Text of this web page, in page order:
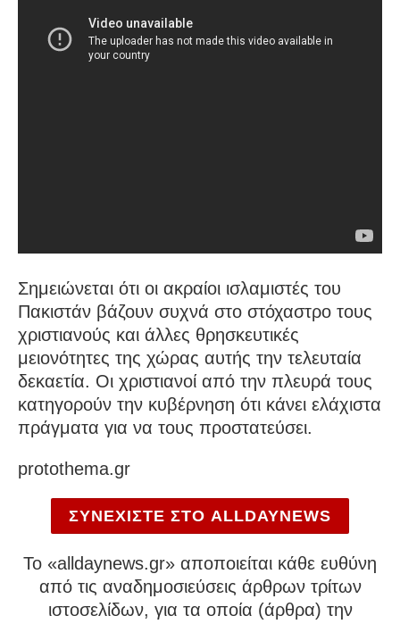
Σημειώνεται ότι οι ακραίοι ισλαμιστές του
Πακιστάν βάζουν συχνά στο στόχαστρο τους
χριστιανούς και άλλες θρησκευτικές
μειονότητες της χώρας αυτής την τελευταία
δεκαετία. Οι χριστιανοί από την πλευρά τους
κατηγορούν την κυβέρνηση ότι κάνει ελάχιστα
πράγματα για να τους προστατεύσει.
protothema.gr
ΣΥΝΕΧΙΣΤΕ ΣΤΟ ALLDAYNEWS
To «alldaynews.gr» αποποιείται κάθε ευθύνη
από τις αναδημοσιεύσεις άρθρων τρίτων
ιστοσελίδων, για τα οποία (άρθρα) την